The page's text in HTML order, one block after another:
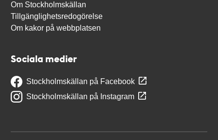
Om Stockholmskällan
Tillgänglighetsredogörelse
Om kakor på webbplatsen
Sociala medier
Stockholmskällan på Facebook
Stockholmskällan på Instagram